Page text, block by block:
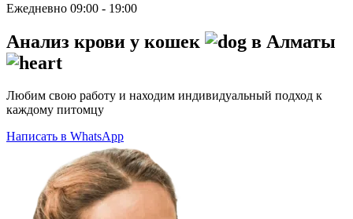
Ежедневно 09:00 - 19:00
Анализ крови у кошек в Алматы
Любим свою работу и находим индивидуальный подход к
каждому питомцу
Написать в WhatsApp